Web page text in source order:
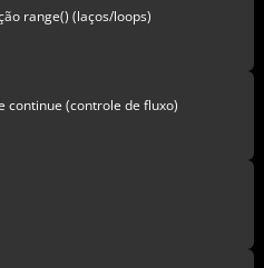
range() (laços/loops)
continue (controle de fluxo)